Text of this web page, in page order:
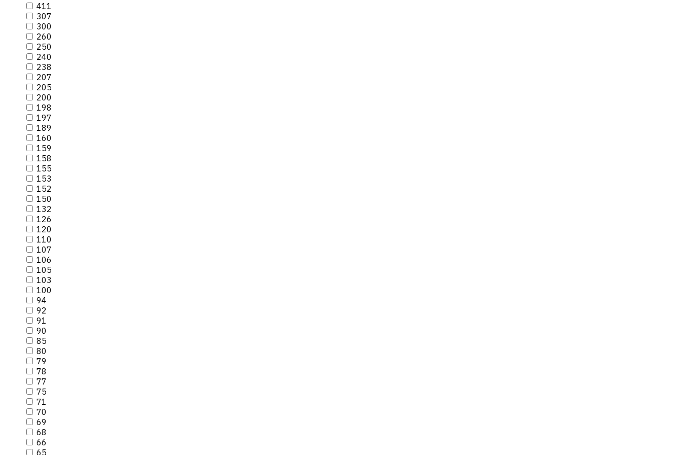
411
307
300
260
250
240
238
207
205
200
198
197
189
160
159
158
155
153
152
150
132
126
120
110
107
106
105
103
100
94
92
91
90
85
80
79
78
77
75
71
70
69
68
66
65